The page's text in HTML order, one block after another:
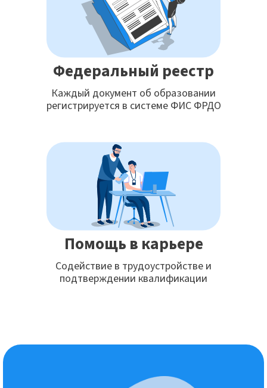
Федеральный реестр
Каждый документ об образовании
регистрируется в системе ФИС ФРДО
Помощь в карьере
Содействие в трудоустройстве и
подтверждении квалификации